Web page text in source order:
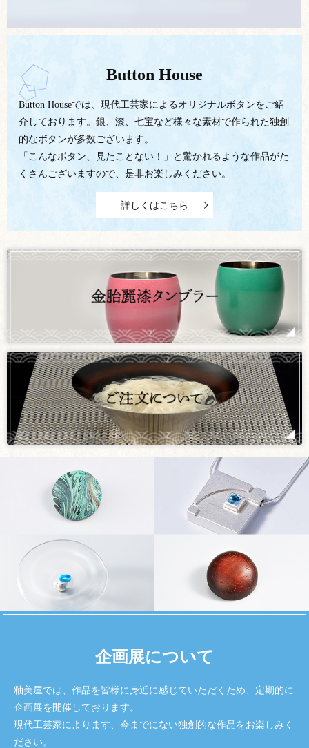
Button House
Button Houseでは、現代工芸家によるオリジナルボタンをご紹
介しております。銀、漆、七宝など様々な素材で作られた独創
的なボタンが多数ございます。
「こんなボタン、見たことない！」と驚かれるような作品がた
くさんございますので、是非お楽しみください。
詳しくはこちら
企画展について
釉美屋では、作品を皆様に身近に感じていただくため、 定期的に
企画展を開催しております。
現代工芸家によります、今までにない独創的な作品をお楽しみく
ださい。